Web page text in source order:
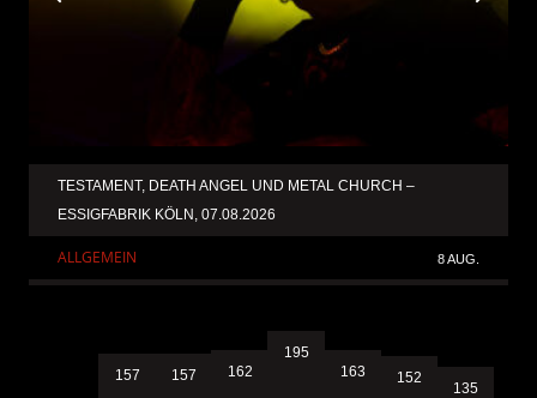
TESTAMENT, DEATH ANGEL UND METAL CHURCH –
ESSIGFABRIK KÖLN, 07.08.2026
ALLGEMEIN 8 AUG.
157 157 162
195
163 152
135